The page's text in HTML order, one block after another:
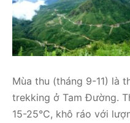
Mùa thu (tháng 9-11) là
trekking ở Tam Đường.
15-25°C, khô ráo với